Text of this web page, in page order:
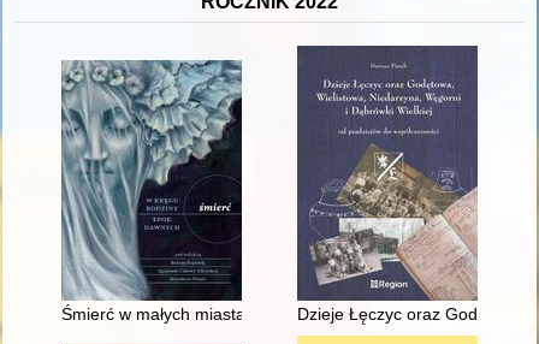
Śmierć w małych miastach Małopolski w XVI-XVIII wieku (w
Dzieje Łęczyc oraz Godętowa,